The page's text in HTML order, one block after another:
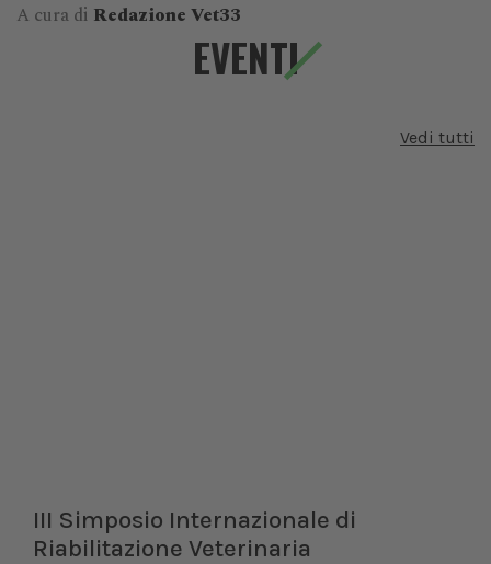
A cura di Redazione Vet33
EVENTI
Vedi tutti
III Simposio Internazionale di
Riabilitazione Veterinaria